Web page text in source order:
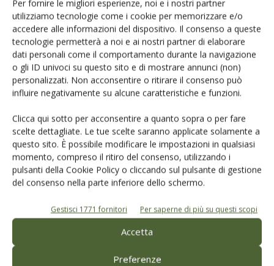
Per fornire le migliori esperienze, noi e i nostri partner
utilizziamo tecnologie come i cookie per memorizzare e/o
accedere alle informazioni del dispositivo. Il consenso a queste
tecnologie permetterà a noi e ai nostri partner di elaborare
dati personali come il comportamento durante la navigazione
o gli ID univoci su questo sito e di mostrare annunci (non)
personalizzati. Non acconsentire o ritirare il consenso può
influire negativamente su alcune caratteristiche e funzioni.
Clicca qui sotto per acconsentire a quanto sopra o per fare
scelte dettagliate. Le tue scelte saranno applicate solamente a
questo sito. È possibile modificare le impostazioni in qualsiasi
momento, compreso il ritiro del consenso, utilizzando i
pulsanti della Cookie Policy o cliccando sul pulsante di gestione
del consenso nella parte inferiore dello schermo.
Gestisci 1771 fornitori Per saperne di più su questi scopi
Accetta
Preferenze
LASCIA UN COMMENTO